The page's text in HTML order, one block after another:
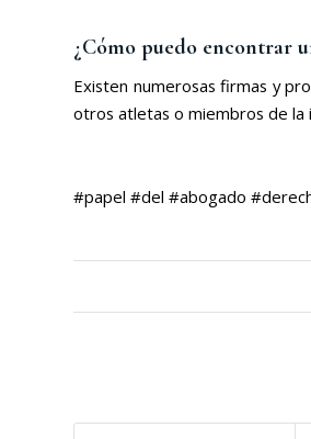
¿Cómo puedo encontrar
Existen numerosas firmas y
otros atletas o miembros de la
#papel #del #abogado